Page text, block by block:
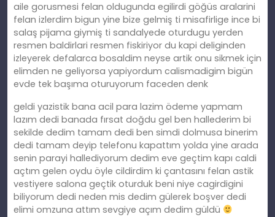
aile gorusmesi felan oldugunda egilirdi göğüs aralarini
felan izlerdim bigun yine bize gelmiş ti misafirlige ince bi
salaş pijama giymiş ti sandalyede oturdugu yerden
resmen baldirlari resmen fiskiriyor du kapi deliginden
izleyerek defalarca bosaldim neyse artik onu sikmek için
elimden ne geliyorsa yapiyordum calismadigim bigün
evde tek başıma oturuyorum faceden denk
geldi yazistik bana acil para lazim ödeme yapmam
lazım dedi banada fırsat doğdu gel ben hallederim bi
sekilde dedim tamam dedi ben simdi dolmusa binerim
dedi tamam deyip telefonu kapattım yolda yine arada
senin parayi hallediyorum dedim eve geçtim kapı caldi
açtım gelen oydu öyle cildirdim ki çantasını felan astik
vestiyere salona geçtik oturduk beni niye cagirdigini
biliyorum dedi neden mis dedim gülerek boşver dedi
elimi omzuna attım sevgiye açım dedim güldü